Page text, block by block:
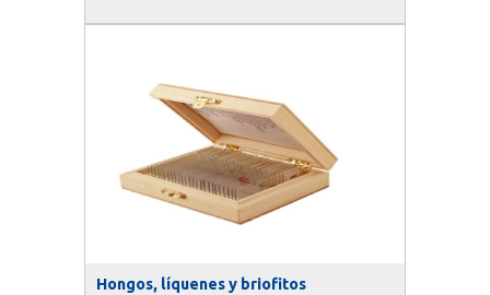
Hongos, líquenes y briofitos